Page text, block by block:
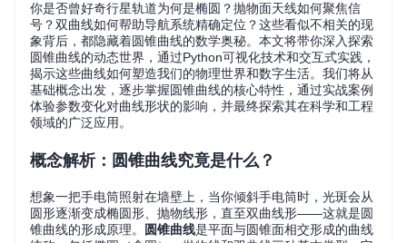
你是否曾好奇行星轨道为何是椭圆？抛物面天线如何聚焦信
号？双曲线如何帮助导航系统精确定位？这些看似不相关的现
象背后，都隐藏着圆锥曲线的数学奥秘。本文将带你深入探索
圆锥曲线的动态世界，通过Python可视化技术和交互式实践，
揭示这些曲线如何塑造我们的物理世界和数字生活。我们将从
基础概念出发，逐步掌握圆锥曲线的核心特性，通过实战案例
体验参数变化对曲线形状的影响，并最终探索其在科学和工程
领域的广泛应用。
概念解析：圆锥曲线究竟是什么？
想象一把手电筒照射在墙壁上，当你倾斜手电筒时，光斑会从
圆形逐渐变成椭圆形、抛物线形，直至双曲线形——这就是圆
锥曲线的形成原理。
圆锥曲线是平面与圆锥面相交形成的曲线